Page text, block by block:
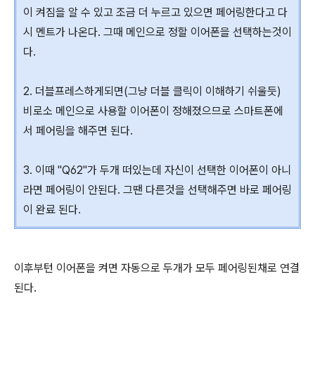
이 켜짐을 알 수 있고 조금 더 누르고 있으면 페어링한다고 다
시 멘트가 나온다. 그때 메인으로 정할 이어폰을 선택하는것이
다.
2. 더블프레스하게되면(그냥 더블 클릭이 이해하기 쉬울듯)
비로소 메인으로 사용할 이어폰이 정해졌으므로 스마트폰에
서 페어링을 해주면 된다.
3. 이때 "Q62"가 두개 떠있는데 자신이 선택한 이어폰이 아니
라면 페어링이 안된다. 그땐 다른것을 선택해주면 바로 페어링
이 완료 된다.
이후부턴 이어폰을 켜면 자동으로 두개가 모두 페어링된채로 연결
된다.